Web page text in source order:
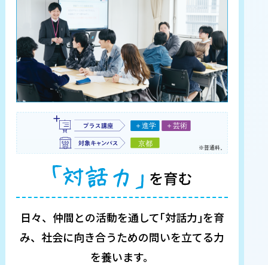
日々、仲間との活動を通して｢対話力｣を育
み、 社会に向き合うための問いを立てる力
を養います。